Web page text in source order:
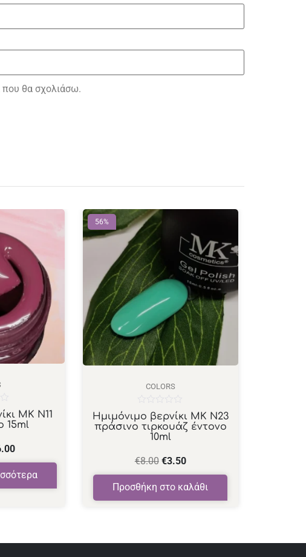
που θα σχολιάσω.
ΜΚ Ν11
15ml
56%
COLORS
Ημιμόνιμο βερνίκι ΜΚ Ν23
πράσινο τιρκουάζ έντονο
10ml
€8.00 €3.50
Προσθήκη στο καλάθι
Βαθμολογήθηκε
με
0
από